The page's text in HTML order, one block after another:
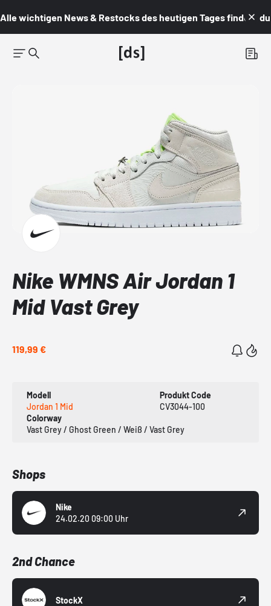
Alle wichtigen News & Restocks des heutigen Tages findest du
Nike WMNS Air Jordan 1
Mid Vast Grey
119,99 €
Modell
Jordan 1 Mid
Produkt Code
CV3044-100
Colorway
Vast Grey / Ghost Green / Weiß / Vast Grey
Shops
Nike
24.02.20 09:00 Uhr
2nd Chance
StockX